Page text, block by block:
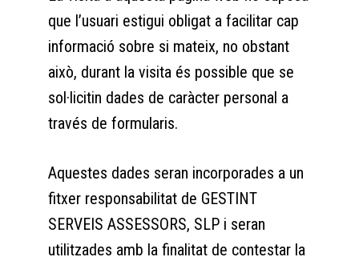
que l’usuari estigui obligat a facilitar cap
informació sobre si mateix, no obstant
això, durant la visita és possible que se
sol·licitin dades de caràcter personal a
través de formularis.
Aquestes dades seran incorporades a un
fitxer responsabilitat de GESTINT
SERVEIS ASSESSORS, SLP i seran
utilitzades amb la finalitat de contestar la